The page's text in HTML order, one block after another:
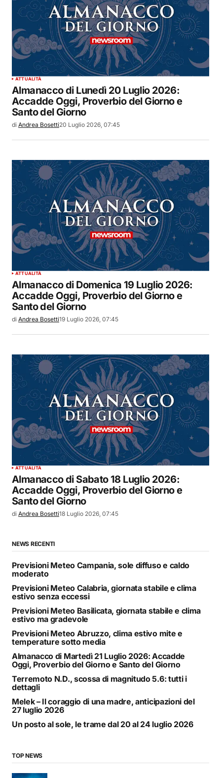
ATTUALITÀ
Almanacco di Lunedì 20 Luglio 2026:
Accadde Oggi, Proverbio del Giorno e
Santo del Giorno
di Andrea Bosetti20 Luglio 2026, 07:45
ATTUALITÀ
Almanacco di Domenica 19 Luglio 2026:
Accadde Oggi, Proverbio del Giorno e
Santo del Giorno
di Andrea Bosetti19 Luglio 2026, 07:45
ATTUALITÀ
Almanacco di Sabato 18 Luglio 2026:
Accadde Oggi, Proverbio del Giorno e
Santo del Giorno
di Andrea Bosetti18 Luglio 2026, 07:45
NEWS RECENTI
Previsioni Meteo Campania, sole diffuso e caldo
moderato
Previsioni Meteo Calabria, giornata stabile e clima
estivo senza eccessi
Previsioni Meteo Basilicata, giornata stabile e clima
estivo ma gradevole
Previsioni Meteo Abruzzo, clima estivo mite e
temperature sotto media
Almanacco di Martedì 21 Luglio 2026: Accadde
Oggi, Proverbio del Giorno e Santo del Giorno
Terremoto N.D., scossa di magnitudo 5.6: tutti i
dettagli
Melek – Il coraggio di una madre, anticipazioni del
27 luglio 2026
Un posto al sole, le trame dal 20 al 24 luglio 2026
TOP NEWS